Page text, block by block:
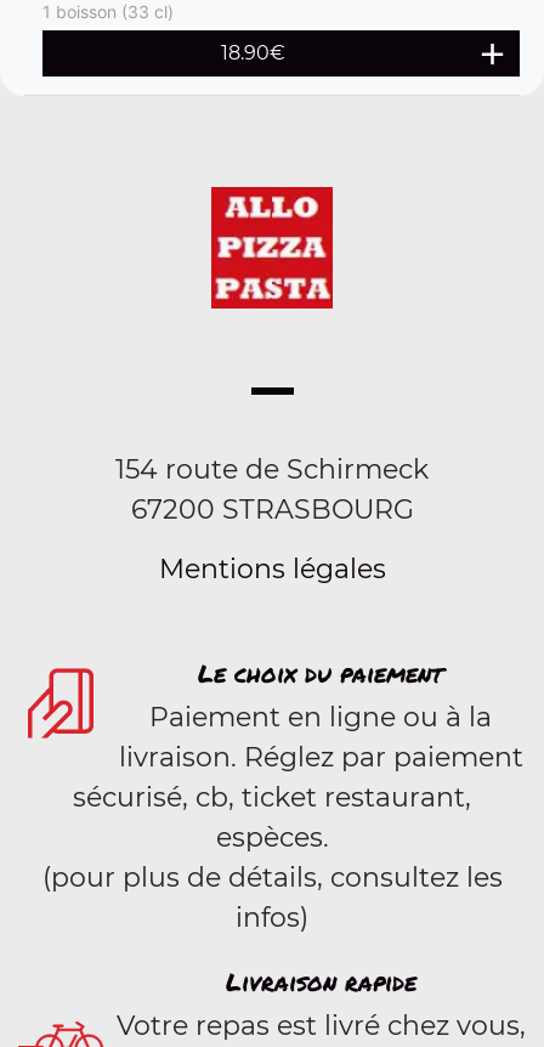
1 boisson (33 cl)
18.90€
154 route de Schirmeck
67200 STRASBOURG
Mentions légales
Le choix du paiement
Paiement en ligne ou à la
livraison. Réglez par paiement
sécurisé, cb, ticket restaurant,
espèces.
(pour plus de détails, consultez les
infos)
Livraison rapide
Votre repas est livré chez vous,